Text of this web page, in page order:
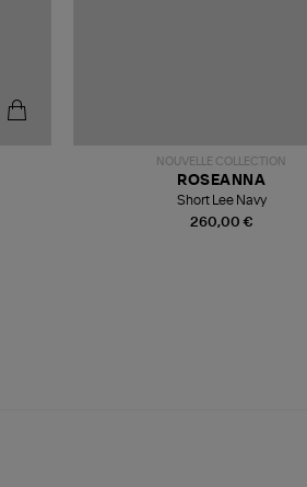
NOUVELLE COLLECTION
260,00 €
ROSEANNA
Short Lee Navy